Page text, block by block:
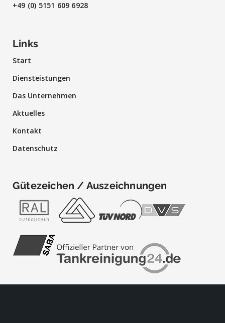
+49 (0) 5151 609 6928
Links
Start
Diensteistungen
Das Unternehmen
Aktuelles
Kontakt
Datenschutz
Gütezeichen / Auszeichnungen